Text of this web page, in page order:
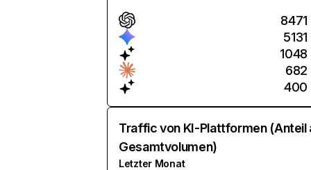
8471
5131
1048
682
400
Traffic von KI-Plattformen (Anteil
Gesamtvolumen)
Letzter Monat